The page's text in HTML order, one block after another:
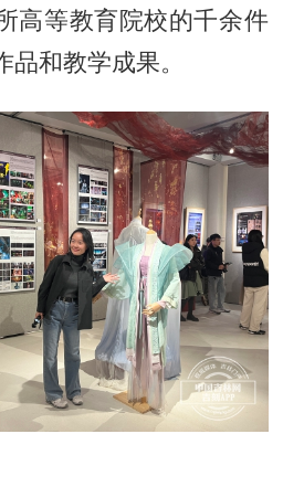
高等教育院校的千余件
和教学成果。